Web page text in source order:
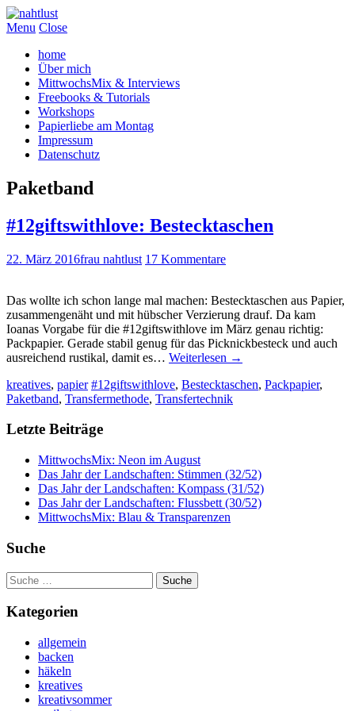
Menu Close
home
Über mich
MittwochsMix & Interviews
Freebooks & Tutorials
Workshops
Papierliebe am Montag
Impressum
Datenschutz
Paketband
#12giftswithlove: Bestecktaschen
22. März 2016frau nahtlust 17 Kommentare
Das wollte ich schon lange mal machen: Bestecktaschen aus Papier,
zusammengenäht und mit hübscher Verzierung drauf. Da kam
Ioanas Vorgabe für die #12giftswithlove im März genau richtig:
Packpapier. Gerade stabil genug für das Picknickbesteck und auch
ausreichend rustikal, damit es… Weiterlesen →
kreatives, papier #12giftswithlove, Bestecktaschen, Packpapier,
Paketband, Transfermethode, Transfertechnik
Letzte Beiträge
MittwochsMix: Neon im August
Das Jahr der Landschaften: Stimmen (32/52)
Das Jahr der Landschaften: Kompass (31/52)
Das Jahr der Landschaften: Flussbett (30/52)
MittwochsMix: Blau & Transparenzen
Suche
Suche
nach:
Kategorien
allgemein
backen
häkeln
kreatives
kreativsommer